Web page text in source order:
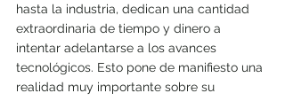
hasta la industria, dedican una cantidad
extraordinaria de tiempo y dinero a
intentar adelantarse a los avances
tecnológicos. Esto pone de manifiesto una
realidad muy importante sobre su